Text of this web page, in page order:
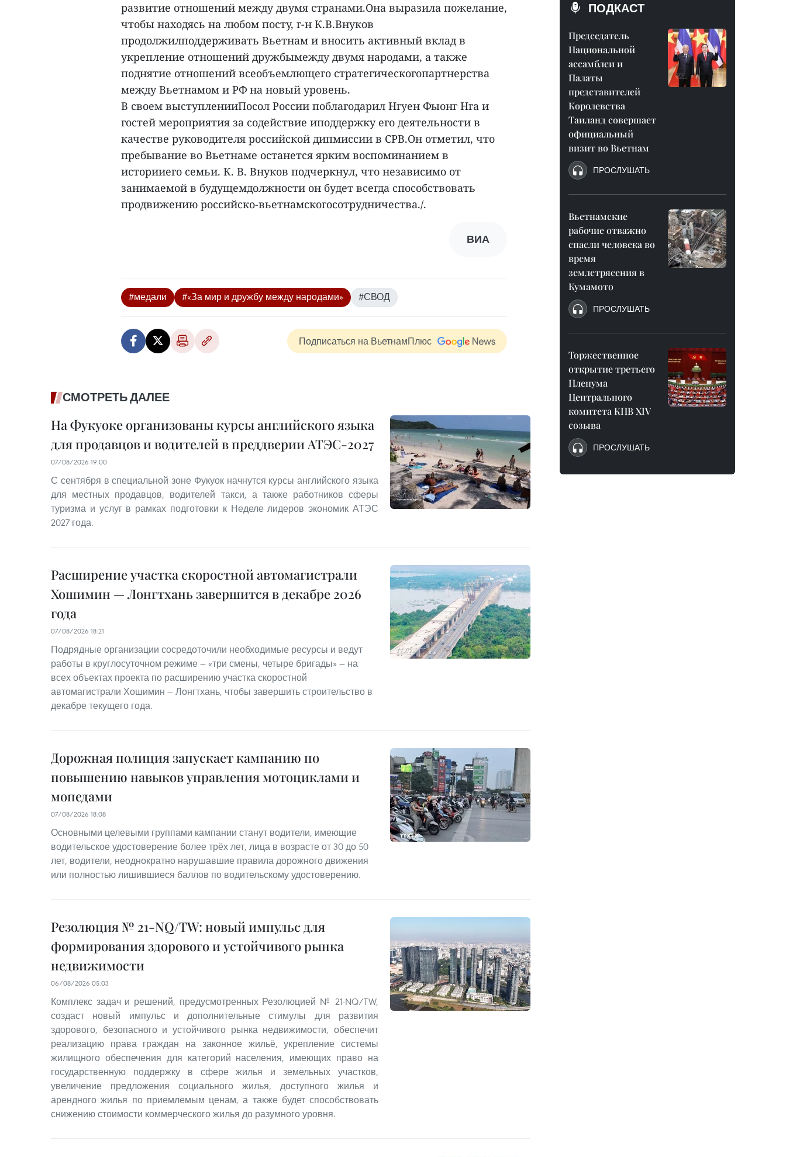
развитие отношений между двумя странами.Она выразила пожелание,
чтобы находясь на любом посту, г-н К.В.Внуков
продолжилподдерживать Вьетнам и вносить активный вклад в
укрепление отношений дружбымежду двумя народами, а также
поднятие отношений всеобъемлющего стратегическогопартнерства
между Вьетнамом и РФ на новый уровень.
В своем выступленииПосол России поблагодарил Нгуен Фыонг Нга и
гостей мероприятия за содействие иподдержку его деятельности в
качестве руководителя российской дипмиссии в СРВ.Он отметил, что
пребывание во Вьетнаме останется ярким воспоминанием в
историиего семьи. К. В. Внуков подчеркнул, что независимо от
занимаемой в будущемдолжности он будет всегда способствовать
продвижению российско-вьетнамскогосотрудничества./.
ВИА
#медали #«За мир и дружбу между народами» #СВОД
Подписаться на ВьетнамПлюс
СМОТРЕТЬ ДАЛЕЕ
На Фукуоке организованы курсы английского языка
для продавцов и водителей в преддверии АТЭС-2027
07/08/2026 19:00
С сентября в специальной зоне Фукуок начнутся курсы английского языка
для местных продавцов, водителей такси, а также работников сферы
туризма и услуг в рамках подготовки к Неделе лидеров экономик АТЭС
2027 года.
Расширение участка скоростной автомагистрали
Хошимин — Лонгтхань завершится в декабре 2026
года
07/08/2026 18:21
Подрядные организации сосредоточили необходимые ресурсы и ведут
работы в круглосуточном режиме — «три смены, четыре бригады» — на
всех объектах проекта по расширению участка скоростной
автомагистрали Хошимин — Лонгтхань, чтобы завершить строительство в
декабре текущего года.
Дорожная полиция запускает кампанию по
повышению навыков управления мотоциклами и
мопедами
07/08/2026 18:08
Основными целевыми группами кампании станут водители, имеющие
водительское удостоверение более трёх лет, лица в возрасте от 30 до 50
лет, водители, неоднократно нарушавшие правила дорожного движения
или полностью лишившиеся баллов по водительскому удостоверению.
Резолюция № 21-NQ/TW: новый импульс для
формирования здорового и устойчивого рынка
недвижимости
06/08/2026 05:03
Комплекс задач и решений, предусмотренных Резолюцией № 21-NQ/TW,
создаст новый импульс и дополнительные стимулы для развития
здорового, безопасного и устойчивого рынка недвижимости, обеспечит
реализацию права граждан на законное жильё, укрепление системы
жилищного обеспечения для категорий населения, имеющих право на
государственную поддержку в сфере жилья и земельных участков,
увеличение предложения социального жилья, доступного жилья и
арендного жилья по приемлемым ценам, а также будет способствовать
снижению стоимости коммерческого жилья до разумного уровня.
ПОДКАСТ
Председатель
Национальной
ассамблеи и
Палаты
представителей
Королевства
Таиланд совершает
официальный
визит во Вьетнам
ПРОСЛУШАТЬ
Вьетнамские
рабочие отважно
спасли человека во
время
землетрясения в
Кумамото
ПРОСЛУШАТЬ
Торжественное
открытие третьего
Пленума
Центрального
комитета КПВ XIV
созыва
ПРОСЛУШАТЬ